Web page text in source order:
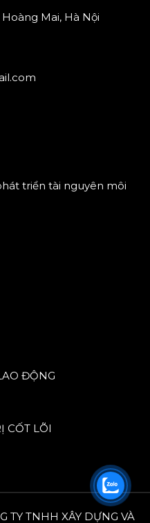
Hoàng Mai, Hà Nội
triển tài nguyên môi
ĐỘNG
CỐT LÕI
TY TNHH XÂY DỰNG VÀ